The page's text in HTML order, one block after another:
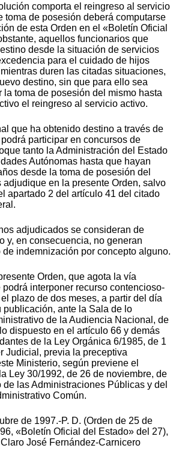
comporta el reingreso al servicio
toma de posesión deberá computarse
de esta Orden en el «Boletín Oficial
aquellos funcionarios que
desde la situación de servicios
para el cuidado de hijos
duren las citadas situaciones,
destino, sin que para ello sea
la toma de posesión del mismo hasta
el reingreso al servicio activo.
que ha obtenido destino a través de
participar en concursos de
tanto la Administración del Estado
Autónomas hasta que hayan
desde la toma de posesión del
adjudique en la presente Orden, salvo
apartado 2 del artículo 41 del citado
adjudicados se consideran de
y, en consecuencia, no generan
indemnización por concepto alguno.
Orden, que agota la vía
interponer recurso contencioso-
plazo de dos meses, a partir del día
publicación, ante la Sala de lo
de la Audiencia Nacional, de
dispuesto en el artículo 66 y demás
de la Ley Orgánica 6/1985, de 1
Judicial, previa la preceptiva
Ministerio, según previene el
Ley 30/1992, de 26 de noviembre, de
de las Administraciones Públicas y del
Común.
de 1997.-P. D. (Orden de 25 de
«Boletín Oficial del Estado» del 27),
José Fernández-Carnicero